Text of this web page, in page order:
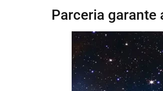
Parceria